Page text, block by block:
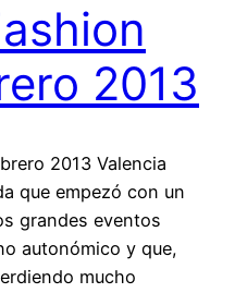
2013
2013 Valencia
que empezó con un
grandes eventos
autonómico y que,
mucho